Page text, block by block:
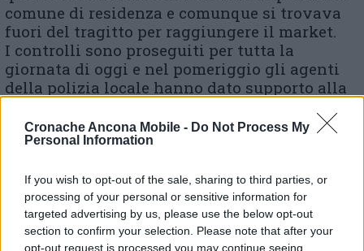
Cronache Ancona Mobile - Do Not Process My
Personal Information
If you wish to opt-out of the sale, sharing to third parties, or
processing of your personal or sensitive information for
targeted advertising by us, please use the below opt-out
section to confirm your selection. Please note that after your
opt-out request is processed you may continue seeing
comune di residenza e comunque si trovava
fuori del tragitto per raggiungere il market.
I controlli sono proseguiti per tutta la
giornata di oggi e nel pomeriggio gli agenti
della polizia locale hanno dato supporto alla
all’uscita della A14.
© RIPRODUZIONE RISERVATA
Vai alla home